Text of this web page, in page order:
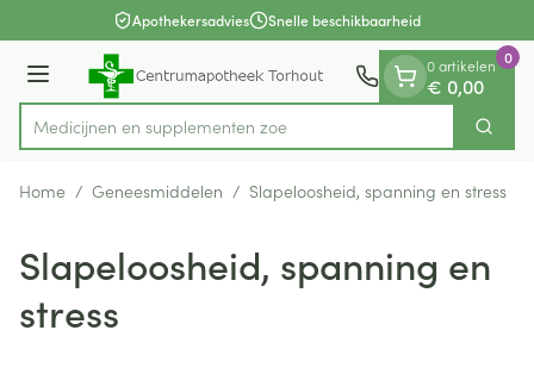
Ga naar de inhoudApothekersadvies Snelle beschikbaarheid
Menu
Product, merk, categorie...
Medicijnen Zoek
0 artikelen
€ 0,00
0
Home / Geneesmiddelen / Slapeloosheid, spanning en stress
Slapeloosheid, spanning en
stress